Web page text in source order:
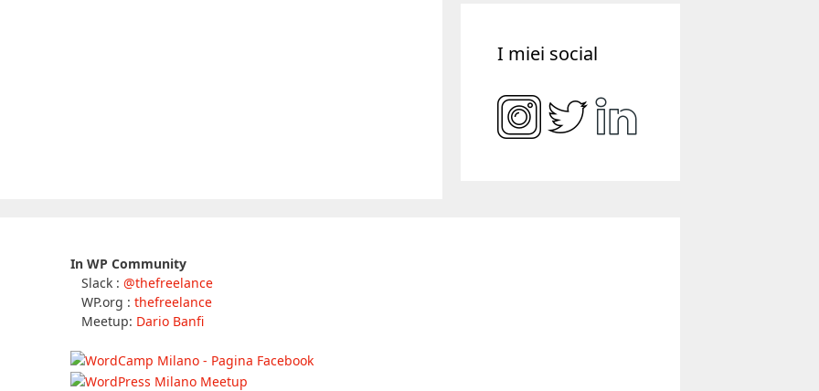
I miei social
In WP Community
Slack :@thefreelance
WP.org :thefreelance
Meetup: Dario Banfi